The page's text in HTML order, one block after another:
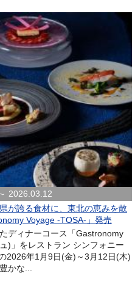
2026.03.12
が誇る食材に、東北の恵みを散
Voyage -TOSA-」発売
ディナーコース「Gastronomy
)」をレストラン シンフォニー
2026年1月9日(金)～3月12日(木)
かな...